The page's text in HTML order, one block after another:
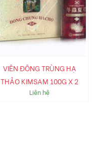
VIÊN ĐÔNG TRÙNG HẠ
THẢO KIMSAM 100G X 2
Liên hệ